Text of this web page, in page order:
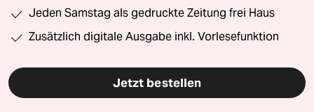
Jeden Samstag als gedruckte Zeitung frei Haus
Zusätzlich digitale Ausgabe inkl. Vorlesefunktion
Jetzt bestellen